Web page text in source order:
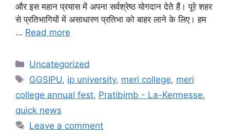
और इस महान प्रयास में अपना सर्वश्रेष्ठ योगदान देते हैं। पूरे शहर
से प्रतिभागियों में असाधारण प्रतिभा को बाहर लाने के लिए। हम
… Read more
Uncategorized
GGSIPU, ip university, meri college, meri
college annual fest, Pratibimb - La-Kermesse,
quick news
Leave a comment